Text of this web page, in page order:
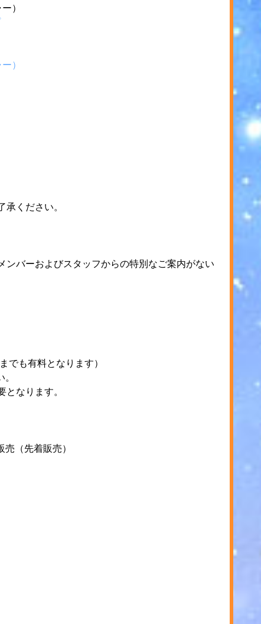
）
）
ください。
バーおよびスタッフからの特別なご案内がない
も有料となります）
なります。
（先着販売）